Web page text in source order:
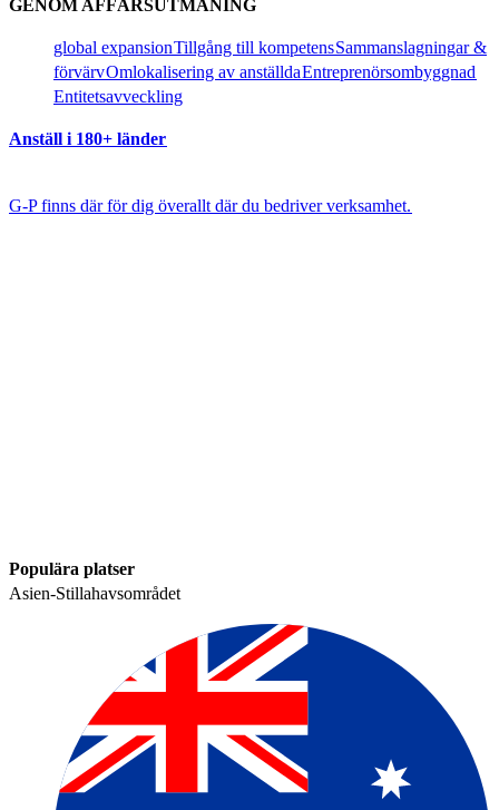
GENOM AFFÄRSUTMANING​​
global expansion​​Tillgång till kompetens​​Sammanslagningar &
förvärv​​Omlokalisering av anställda​​Entreprenörsombyggnad​​
Entitetsavveckling​​
Anställ i 180+ länder​​
G-P finns där för dig överallt där du bedriver verksamhet.​​
Populära platser​​
Asien-Stillahavsområdet​​